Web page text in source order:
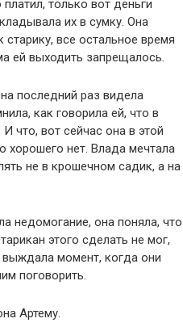
только вот деньги
их в сумку. Она
все остальное время
ей выходить запрещалось.
последний раз видела
как говорила ей, что в
что, вот сейчас она в этой
хорошего нет. Влада мечтала
не в крошечном садик, а на
недомогание, она поняла, что
этого сделать не мог,
выждала момент, когда они
поговорить.
Артему.